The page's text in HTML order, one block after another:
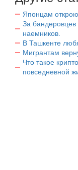
Японцам
За
наемников.
В Ташкенте
Мигрантам
Что такое
повседневной